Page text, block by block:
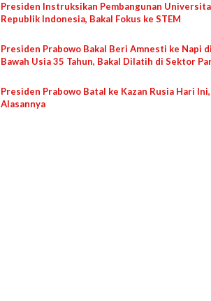
i
o
s
Presiden Instruksikan Pembangunan
Republik Indonesia, Bakal Fokus ke STEM
Presiden Prabowo Bakal Beri Amnesti ke Napi di
Bawah Usia 35 Tahun, Bakal Dilatih di Sektor
Presiden Prabowo Batal ke Kazan Rusia Hari
Alasannya